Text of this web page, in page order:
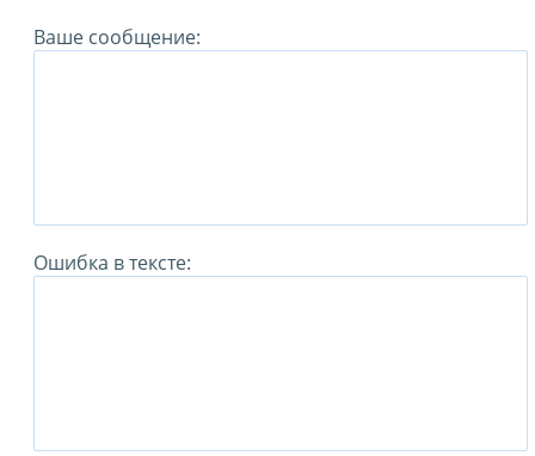
Ваше сообщение:
Ошибка в тексте: